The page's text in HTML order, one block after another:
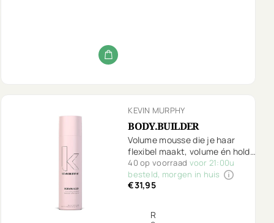
KEVIN MURPHY
BODY.BUILDER
Volume mousse die je haar
flexibel maakt, volume én hold
geeft.
40 op voorraad voor 21:00u
besteld, morgen in huis
€31,95
R